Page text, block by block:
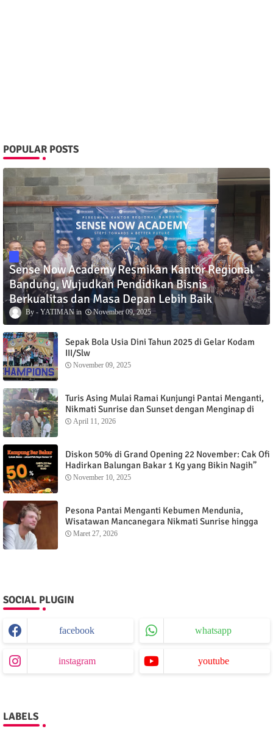
POPULAR POSTS
Sense Now Academy Resmikan Kantor Regional
Bandung, Wujudkan Pendidikan Bisnis
Berkualitas dan Masa Depan Lebih Baik
YATIMAN November 09, 2025
Sepak Bola Usia Dini Tahun 2025 di Gelar Kodam
III/Slw
November 09, 2025
Turis Asing Mulai Ramai Kunjungi Pantai Menganti,
Nikmati Sunrise dan Sunset dengan Menginap di
Menganti Cottage
April 11, 2026
Diskon 50% di Grand Opening 22 November: Cak Ofi
Hadirkan Balungan Bakar 1 Kg yang Bikin Nagih”
November 10, 2025
Pesona Pantai Menganti Kebumen Mendunia,
Wisatawan Mancanegara Nikmati Sunrise hingga
Sunset dari Menganti Cottage
Maret 27, 2026
SOCIAL PLUGIN
facebook whatsapp
instagram youtube
LABELS